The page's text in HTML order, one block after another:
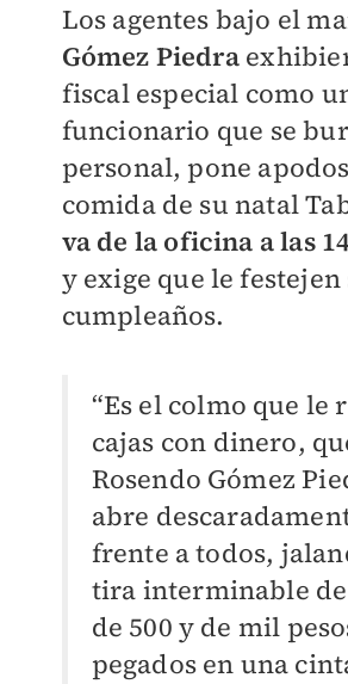
Los agentes bajo el
Gómez Piedra
fiscal especial como
funcionario que se
personal, pone
comida de su natal
va de la oficina a las
y exige que le festejen
cumpleaños.
“Es el colmo que le
cajas con dinero,
Rosendo Gómez
abre
frente a todos,
tira interminable
de 500 y de mil
pegados en una